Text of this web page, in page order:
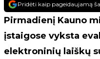
Pridėti kaip pageidaujamą
Pirmadienį Kauno
įstaigose vyksta
elektroninių laiškų